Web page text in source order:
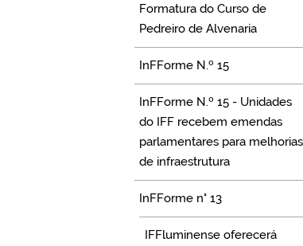
Formatura do Curso de
Pedreiro de Alvenaria
InFForme N.º 15
InFForme N.º 15 - Unidades
do IFF recebem emendas
parlamentares para melhorias
de infraestrutura
InFForme n° 13
IFFluminense oferecerá